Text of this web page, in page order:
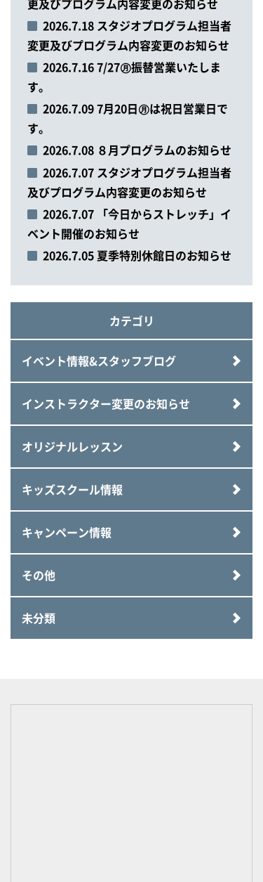
2026.7.18 スタジオプログラム担当者
変更及びプログラム内容変更のお知らせ
2026.7.16 7/27㊊振替営業いたしま
す。
2026.7.09 7月20日㊊は祝日営業日で
す。
2026.7.08 ８月プログラムのお知らせ
2026.7.07 スタジオプログラム担当者
及びプログラム内容変更のお知らせ
2026.7.07 「今日からストレッチ」イ
ベント開催のお知らせ
2026.7.05 夏季特別休館日のお知らせ
カテゴリ
イベント情報&スタッフブログ
インストラクター変更のお知らせ
オリジナルレッスン
キッズスクール情報
キャンペーン情報
その他
未分類